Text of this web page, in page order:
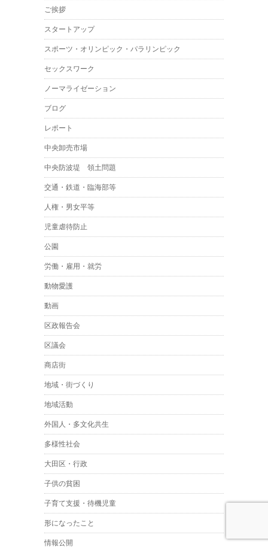
ご挨拶
スタートアップ
スポーツ・オリンピック・パラリンピック
セックスワーク
ノーマライゼーション
ブログ
レポート
中央卸売市場
中央防波堤 領土問題
交通・鉄道・臨海部等
人権・男女平等
児童虐待防止
公園
労働・雇用・就労
動物愛護
動画
区政報告会
区議会
商店街
地域・街づくり
地域活動
外国人・多文化共生
多様性社会
大田区・行政
子供の貧困
子育て支援・待機児童
形になったこと
情報公開